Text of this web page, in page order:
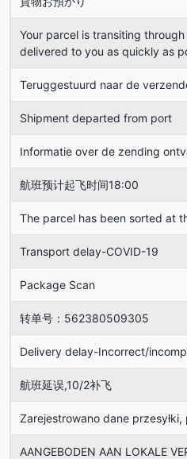
Your parcel is transiting
delivered to you as quickly as
Teruggestuurd naar de
Shipment departed from port
Informatie over de zending
航班预计起飞时间18:00
The parcel has been sorted at
Transport delay-COVID-19
Package Scan
转单号：562380509305
Delivery delay-Incorrect/
航班延误,10/2补飞
Zarejestrowano dane
AANGEBODEN AAN LOKALE